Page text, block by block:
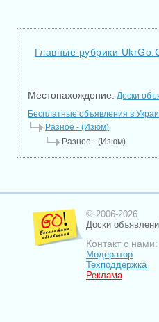
Главные рубрики
Местонахождение: Доски
Бесплатные объявления в
Разное - (Изюм)
Разное - (Изюм)
© 2006-2026
Доски
Контакт с нами:
Модератор
Техподдержка
Реклама